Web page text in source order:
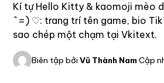
Kí tự Hello Kitty & kaomoji mèo
^=) ♡: trang trí tên game, bio
sao chép một chạm tại Vkitext.
Biên tập bởi Vũ Thành Nam·Cập